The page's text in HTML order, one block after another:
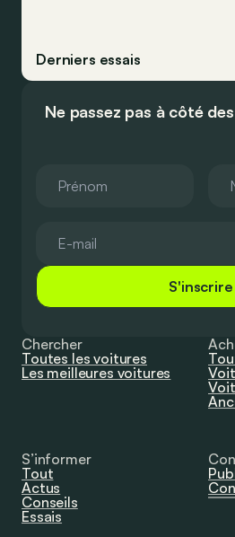
Derniers essais
Ne passez pas à côté
S'inscrire
Chercher
Toutes les voitures
Les meilleures voitures
S’informer
Tout
Actus
Conseils
Essais